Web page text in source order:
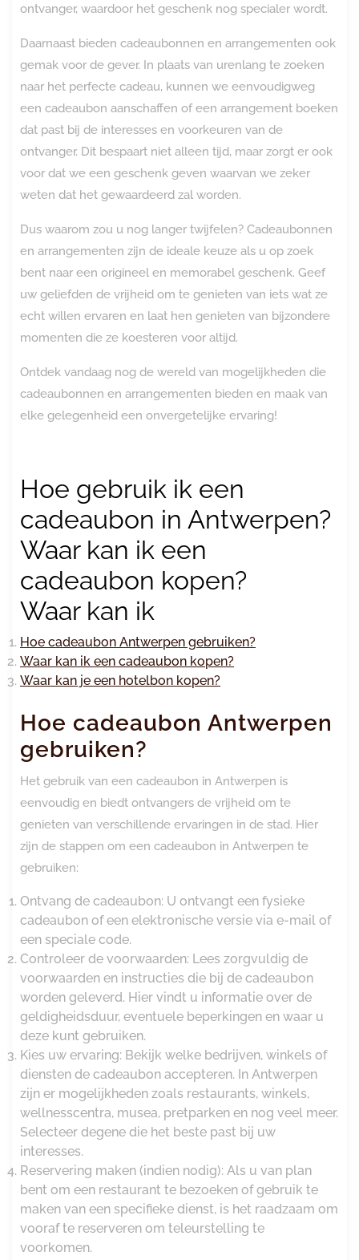
ontvanger, waardoor het geschenk nog specialer wordt.
Daarnaast bieden cadeaubonnen en arrangementen ook
gemak voor de gever. In plaats van urenlang te zoeken
naar het perfecte cadeau, kunnen we eenvoudigweg
een cadeaubon aanschaffen of een arrangement boeken
dat past bij de interesses en voorkeuren van de
ontvanger. Dit bespaart niet alleen tijd, maar zorgt er ook
voor dat we een geschenk geven waarvan we zeker
weten dat het gewaardeerd zal worden.
Dus waarom zou u nog langer twijfelen? Cadeaubonnen
en arrangementen zijn de ideale keuze als u op zoek
bent naar een origineel en memorabel geschenk. Geef
uw geliefden de vrijheid om te genieten van iets wat ze
echt willen ervaren en laat hen genieten van bijzondere
momenten die ze koesteren voor altijd.
Ontdek vandaag nog de wereld van mogelijkheden die
cadeaubonnen en arrangementen bieden en maak van
elke gelegenheid een onvergetelijke ervaring!
Hoe gebruik ik een
cadeaubon in Antwerpen?
Waar kan ik een
cadeaubon kopen?
Waar kan ik
Hoe cadeaubon Antwerpen gebruiken?
Waar kan ik een cadeaubon kopen?
Waar kan je een hotelbon kopen?
Hoe cadeaubon Antwerpen
gebruiken?
Het gebruik van een cadeaubon in Antwerpen is
eenvoudig en biedt ontvangers de vrijheid om te
genieten van verschillende ervaringen in de stad. Hier
zijn de stappen om een cadeaubon in Antwerpen te
gebruiken:
Ontvang de cadeaubon: U ontvangt een fysieke
cadeaubon of een elektronische versie via e-mail of
een speciale code.
Controleer de voorwaarden: Lees zorgvuldig de
voorwaarden en instructies die bij de cadeaubon
worden geleverd. Hier vindt u informatie over de
geldigheidsduur, eventuele beperkingen en waar u
deze kunt gebruiken.
Kies uw ervaring: Bekijk welke bedrijven, winkels of
diensten de cadeaubon accepteren. In Antwerpen
zijn er mogelijkheden zoals restaurants, winkels,
wellnesscentra, musea, pretparken en nog veel meer.
Selecteer degene die het beste past bij uw
interesses.
Reservering maken (indien nodig): Als u van plan
bent om een restaurant te bezoeken of gebruik te
maken van een specifieke dienst, is het raadzaam om
vooraf te reserveren om teleurstelling te
voorkomen.